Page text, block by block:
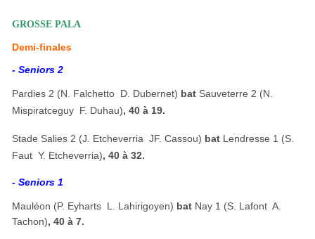
GROSSE PALA
Demi-finales
- Seniors 2
Pardies 2 (N. Falchetto  D. Dubernet) bat Sauveterre 2 (N.
Mispiratceguy  F. Duhau), 40 à 19.
Stade Salies 2 (J. Etcheverria  JF. Cassou) bat Lendresse 1 (S.
Faut  Y. Etcheverria), 40 à 32.
- Seniors 1
Mauléon (P. Eyharts  L. Lahirigoyen) bat Nay 1 (S. Lafont  A.
Tachon), 40 à 7.